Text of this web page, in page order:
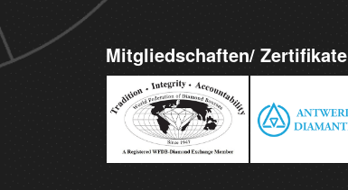
Mitgliedschaften/ Zertifikate